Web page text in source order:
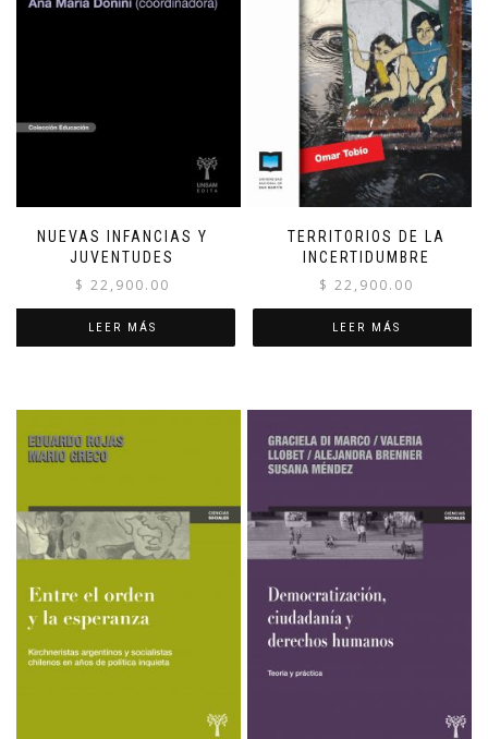
NUEVAS INFANCIAS Y
JUVENTUDES
$ 22,900.00
LEER MÁS
TERRITORIOS DE LA
INCERTIDUMBRE
$ 22,900.00
LEER MÁS